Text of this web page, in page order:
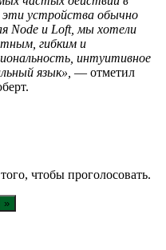
эти устройства обычно
Node и Loft, мы хотели
гибким и
интуитивное
язык», — отметил
чтобы проголосовать.